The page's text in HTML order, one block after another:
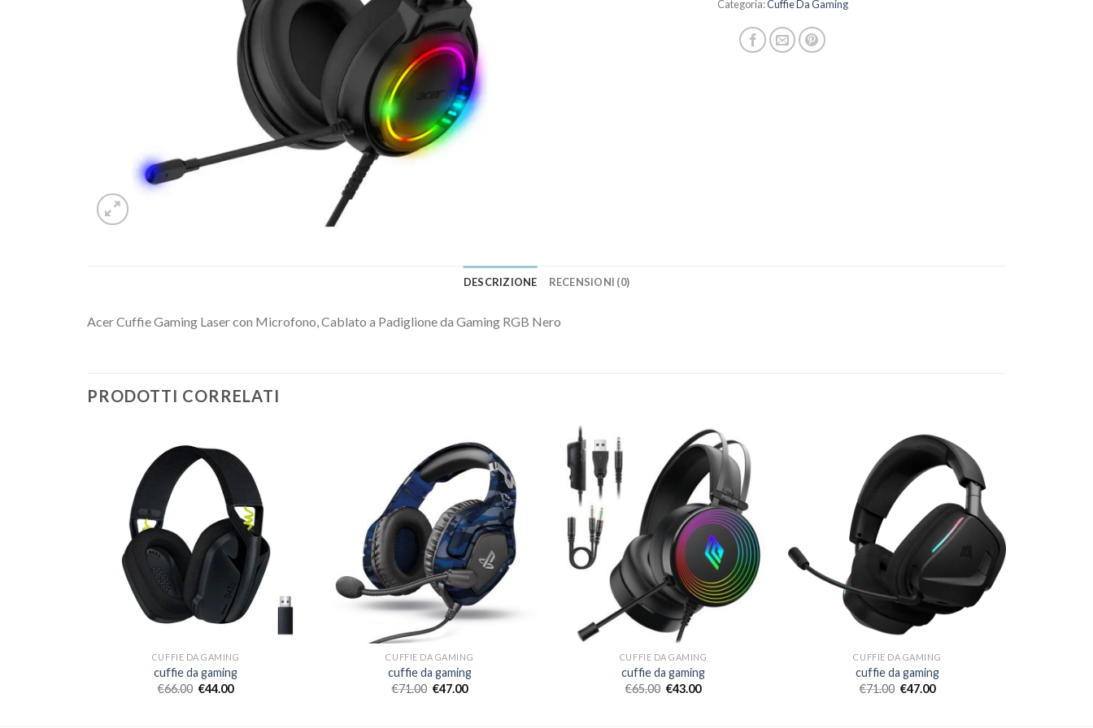
Categoria:Cuffie Da Gaming
DESCRIZIONE RECENSIONI (0)
Acer Cuffie Gaming Laser con Microfono, Cablato a Padiglione da Gaming RGB Nero
PRODOTTI CORRELATI
CUFFIE DA GAMING
cuffie da gaming
€66.00 €44.00
CUFFIE DA GAMING
cuffie da gaming
€71.00 €47.00
CUFFIE DA GAMING
cuffie da gaming
€65.00 €43.00
CUFFIE DA GAMING
cuffie da gaming
€71.00 €47.00